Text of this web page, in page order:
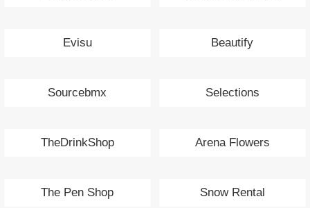
Evisu Beautify
Sourcebmx Selections
TheDrinkShop Arena Flowers
The Pen Shop Snow Rental